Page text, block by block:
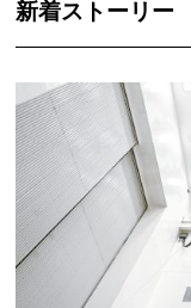
新着ストーリー